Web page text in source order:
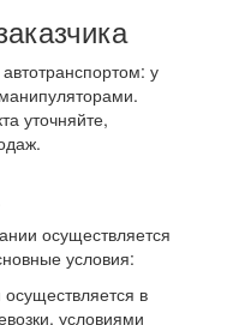
у
уточняйте,
осуществляется
условия:
в
условиями